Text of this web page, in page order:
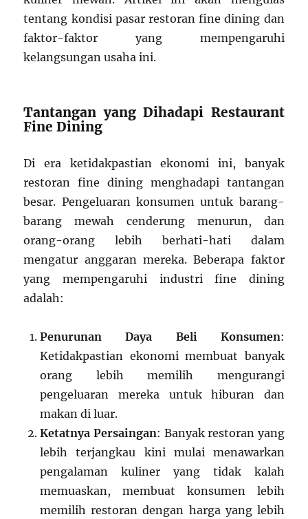
tentang kondisi pasar restoran fine dining dan
faktor-faktor yang mempengaruhi
kelangsungan usaha ini.
Tantangan yang Dihadapi Restaurant
Fine Dining
Di era ketidakpastian ekonomi ini, banyak
restoran fine dining menghadapi tantangan
besar. Pengeluaran konsumen untuk barang-
barang mewah cenderung menurun, dan
orang-orang lebih berhati-hati dalam
mengatur anggaran mereka. Beberapa faktor
yang mempengaruhi industri fine dining
adalah:
Penurunan Daya Beli Konsumen:
Ketidakpastian ekonomi membuat banyak
orang lebih memilih mengurangi
pengeluaran mereka untuk hiburan dan
makan di luar.
Ketatnya Persaingan: Banyak restoran yang
lebih terjangkau kini mulai menawarkan
pengalaman kuliner yang tidak kalah
memuaskan, membuat konsumen lebih
memilih restoran dengan harga yang lebih